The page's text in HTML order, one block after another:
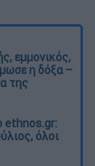
εμμονικός,
η δόξα –
της
ethnos.gr:
όλοι